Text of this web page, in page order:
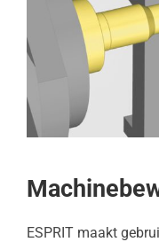
ESPRIT maakt